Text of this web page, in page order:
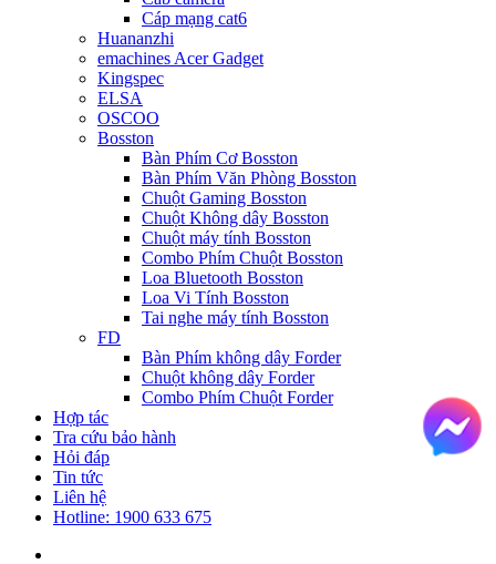
Cáp mạng cat6
Huananzhi
emachines Acer Gadget
Kingspec
ELSA
OSCOO
Bosston
Bàn Phím Cơ Bosston
Bàn Phím Văn Phòng Bosston
Chuột Gaming Bosston
Chuột Không dây Bosston
Chuột máy tính Bosston
Combo Phím Chuột Bosston
Loa Bluetooth Bosston
Loa Vi Tính Bosston
Tai nghe máy tính Bosston
FD
Bàn Phím không dây Forder
Chuột không dây Forder
Combo Phím Chuột Forder
Hợp tác
Tra cứu bảo hành
Hỏi đáp
Tin tức
Liên hệ
Hotline: 1900 633 675